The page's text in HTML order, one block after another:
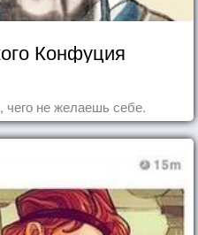
Конфуция
чего не желаешь себе.